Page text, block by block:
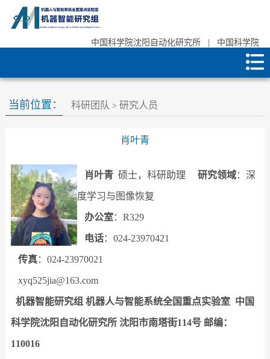
中国科学院沈阳自动化研究所 中国科学院
当前位置： 科研团队 > 研究人员
肖叶青
肖叶青硕士，科研助理 研究领域：深
度学习与图像恢复
办公室：R329
电话：024-23970421
传真：024-23970021
xyq525jia@163.com
机器智能研究组 机器人与智能系统全国重点实验室 中国
科学院沈阳自动化研究所 沈阳市南塔街114号 邮编：
110016